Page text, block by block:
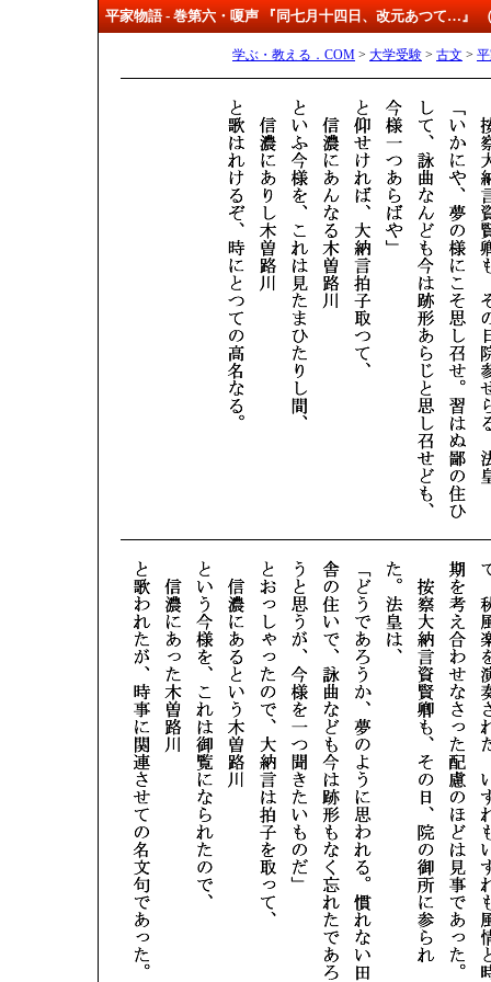
平家物語 - 巻第六・嗄声 『同七月十四日、改元あつて…』
学ぶ・教える．COM > 大学受験 > 古文 >